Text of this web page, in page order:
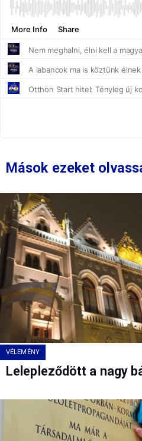
Mások ezeket
VÉLEMÉNY
Lelepleződött a nagy